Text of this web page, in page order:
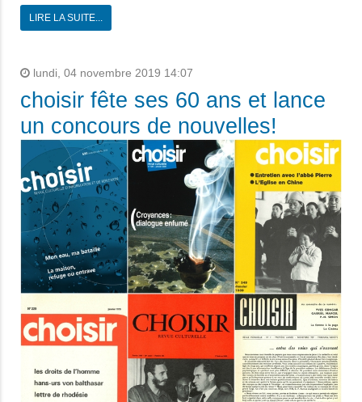
LIRE LA SUITE...
lundi, 04 novembre 2019 14:07
choisir fête ses 60 ans et lance
un concours de nouvelles!